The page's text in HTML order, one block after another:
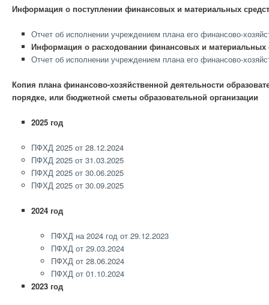
Информация о поступлении финансовых и материальных
Отчет об исполнении учреждением плана его финансово-
Информация о расходовании финансовых и материальных
Отчет об исполнении учреждением плана его финансово-
Копия плана финансово-хозяйственной деятельности
порядке, или бюджетной сметы образовательной организации
2025 год
ПФХД 2025 от 28.12.2024
ПФХД 2025 от 31.03.2025
ПФХД 2025 от 30.06.2025
ПФХД 2025 от 30.09.2025
2024 год
ПФХД на 2024 год от 29.12.2023
ПФХД от 29.03.2024
ПФХД от 28.06.2024
ПФХД от 01.10.2024
2023 год